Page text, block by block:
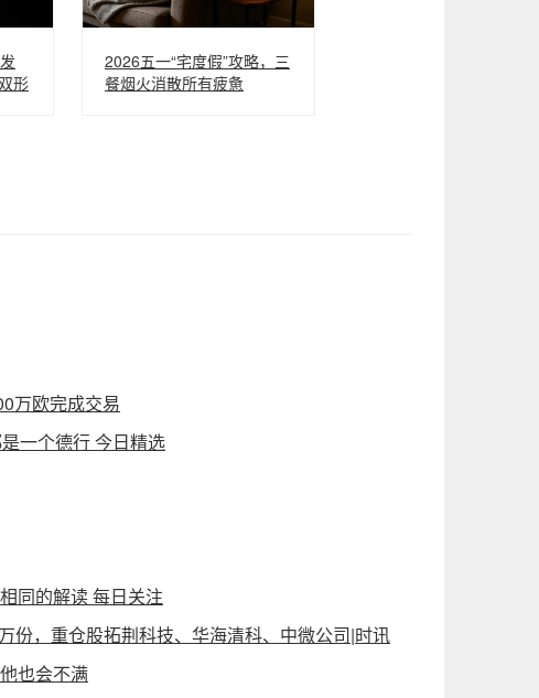
形
2026五一“宅度假”攻略，三
餐烟火消散所有疲惫
万欧完成交易
一个德行 今日精选
同的解读 每日关注
份，重仓股拓荆科技、华海清科、中微公司|时讯
也会不满